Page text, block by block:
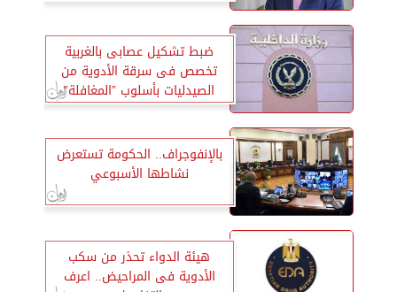
ضبط تشكيل عصابى بالغربية
تخصص فى سرقة الأدوية من
الصيدليات بأسلوب ”المغافلة”
بالإنفوجراف.. الحكومة تستعرض
نشاطها الأسبوعي
هيئة الدواء تحذر من سكب
الأدوية فى المراحيض.. اعرف